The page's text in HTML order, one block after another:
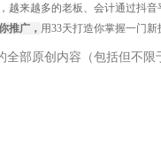
越来越多的老板、会计通过抖
推广， 用33天打造你掌握一门
全部原创内容（包括但不